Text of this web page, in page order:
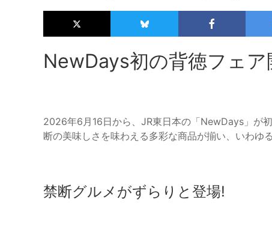
NewDays初の背徳フェア
2026年6月16日から、JR東日本の「NewDays」が
断の美味しさを味わえる多彩な商品が揃い、いわゆ
禁断グルメがずらりと登場!